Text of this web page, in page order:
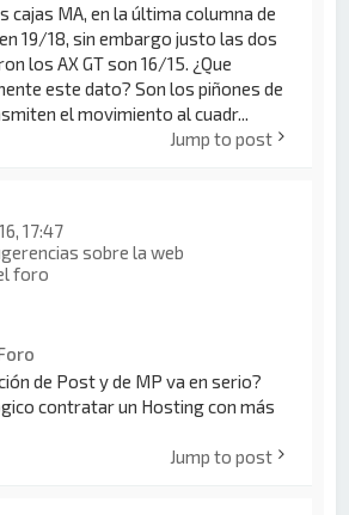
cajas MA, en la última columna de
19/18, sin embargo justo las dos
los AX GT son 16/15. ¿Que
este dato? Son los piñones de
el movimiento al cuadr...
Jump to post
17:47
sobre la web
foro
de Post y de MP va en serio?
contratar un Hosting con más
Jump to post